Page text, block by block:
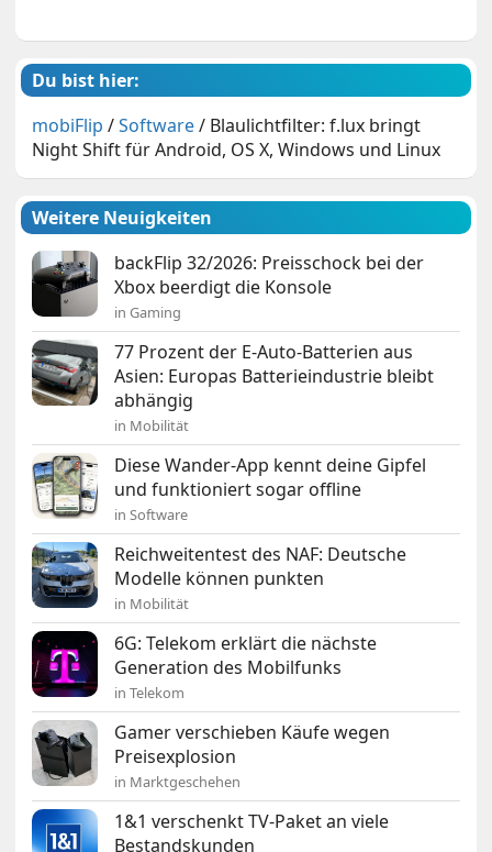
Du bist hier:
mobiFlip /Software/ Blaulicht­filter: f.lux bringt
Night Shift für Android, OS X, Windows und Linux
Weitere Neuigkeiten
backFlip 32/2026: Preisschock bei der
Xbox beerdigt die Konsole
in Gaming
77 Prozent der E-Auto-Batterien aus
Asien: Europas Batterieindustrie bleibt
abhängig
in Mobilität
Diese Wander-App kennt deine Gipfel
und funktioniert sogar offline
in Software
Reichweitentest des NAF: Deutsche
Modelle können punkten
in Mobilität
6G: Telekom erklärt die nächste
Generation des Mobilfunks
in Telekom
Gamer verschieben Käufe wegen
Preisexplosion
in Marktgeschehen
1&1 verschenkt TV-Paket an viele
Bestandskunden